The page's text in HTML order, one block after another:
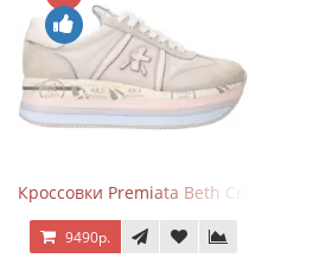
Кроссовки Premiata Beth Cream Sand
9490р.